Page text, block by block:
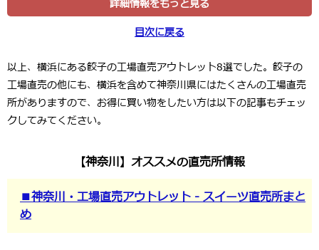
詳細情報をもっと見る
目次に戻る
以上、横浜にある餃子の工場直売アウトレット8選でした。餃子の
工場直売の他にも、横浜を含めて神奈川県にはたくさんの工場直売
所がありますので、お得に買い物をしたい方は以下の記事もチェッ
クしてみてください。
【神奈川】オススメの直売所情報
■神奈川・工場直売アウトレット - スイーツ直売所まと
め